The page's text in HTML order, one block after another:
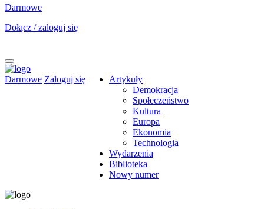
Darmowe
Dołącz / zaloguj się
Darmowe Zaloguj się
Artykuły
Demokracja
Społeczeństwo
Kultura
Europa
Ekonomia
Technologia
Wydarzenia
Biblioteka
Nowy numer